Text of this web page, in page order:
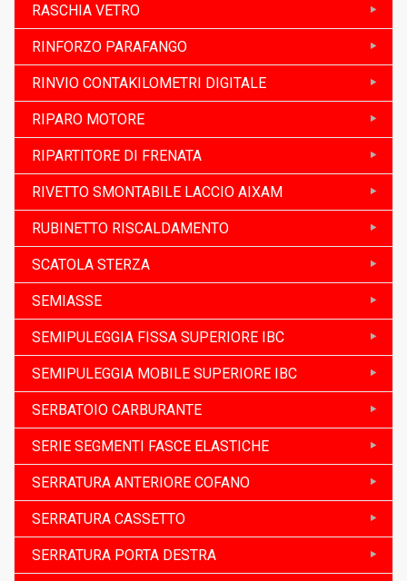
RASCHIA VETRO
RINFORZO PARAFANGO
RINVIO CONTAKILOMETRI DIGITALE
RIPARO MOTORE
RIPARTITORE DI FRENATA
RIVETTO SMONTABILE LACCIO AIXAM
RUBINETTO RISCALDAMENTO
SCATOLA STERZA
SEMIASSE
SEMIPULEGGIA FISSA SUPERIORE IBC
SEMIPULEGGIA MOBILE SUPERIORE IBC
SERBATOIO CARBURANTE
SERIE SEGMENTI FASCE ELASTICHE
SERRATURA ANTERIORE COFANO
SERRATURA CASSETTO
SERRATURA PORTA DESTRA